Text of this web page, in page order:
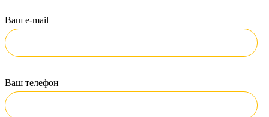
Ваш e-mail
Ваш телефон